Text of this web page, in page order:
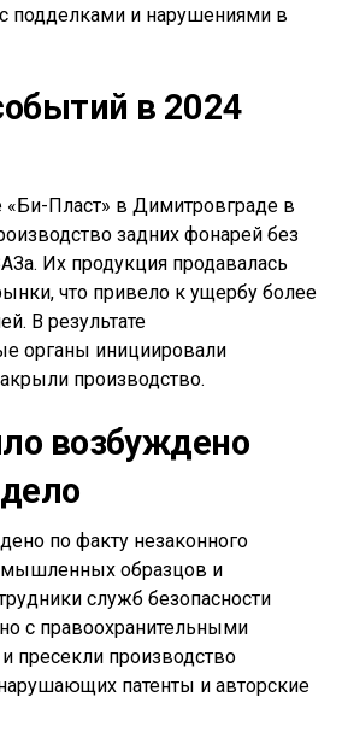
подделками и нарушениями в
в 2024
Пласт» в Димитровграде в
задних фонарей без
Их продукция продавалась
что привело к ущербу более
В результате
органы инициировали
производство.
возбуждено
по факту незаконного
образцов и
служб безопасности
с правоохранительными
пресекли производство
патенты и авторские